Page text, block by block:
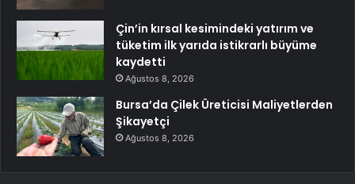
Çin’in kırsal kesimindeki yatırım ve
tüketim ilk yarıda istikrarlı büyüme
kaydetti
Ağustos 8, 2026
Bursa’da Çilek Üreticisi Maliyetlerden
Şikayetçi
Ağustos 8, 2026